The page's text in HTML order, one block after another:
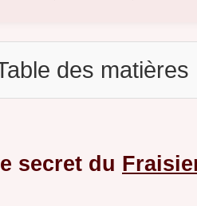
des matières
secret du